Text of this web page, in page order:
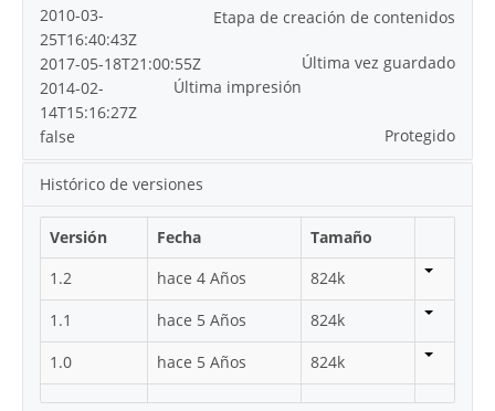
Etapa de creación de contenidos
2010-03-
25T16:40:43Z
Última vez guardado
2017-05-18T21:00:55Z
Última impresión
2014-02-
14T15:16:27Z
Protegido
false
Histórico de versiones
Versión Fecha
Tamaño
1.2
hace 4 Años
824k
1.1
hace 5 Años
824k
1.0
hace 5 Años 824k